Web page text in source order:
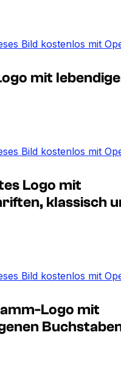
Bild kostenlos mit
mit
Bild kostenlos mit
Logo mit
klassisch
Bild kostenlos mit
Logo mit